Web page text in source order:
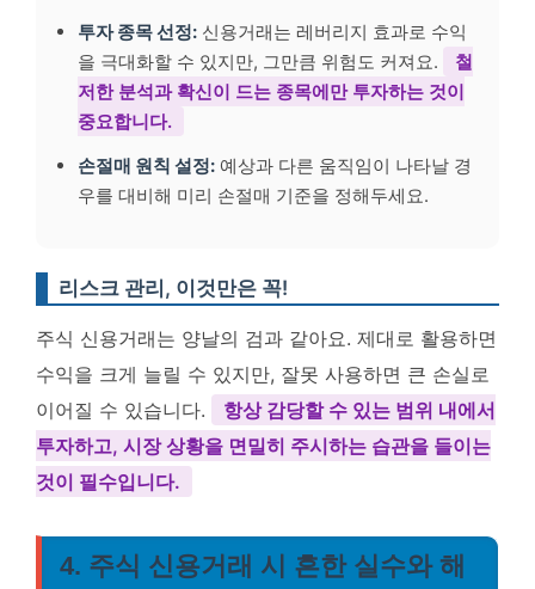
투자 종목 선정: 신용거래는 레버리지 효과로 수익
을 극대화할 수 있지만, 그만큼 위험도 커져요.
철
저한 분석과 확신이 드는 종목에만 투자하는 것이
중요합니다.
손절매 원칙 설정: 예상과 다른 움직임이 나타날 경
우를 대비해 미리 손절매 기준을 정해두세요.
리스크 관리, 이것만은 꼭!
주식 신용거래는 양날의 검과 같아요. 제대로 활용하면
수익을 크게 늘릴 수 있지만, 잘못 사용하면 큰 손실로
이어질 수 있습니다.
항상 감당할 수 있는 범위 내에서
투자하고, 시장 상황을 면밀히 주시하는 습관을 들이는
것이 필수입니다.
4. 주식 신용거래 시 흔한 실수와 해